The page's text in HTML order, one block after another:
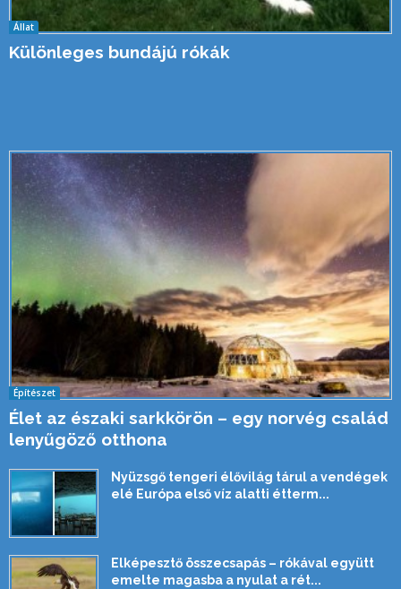
Állat
Különleges bundájú rókák
Építészet
Élet az északi sarkkörön – egy norvég család
lenyűgöző otthona
Nyüzsgő tengeri élővilág tárul a vendégek
elé Európa első víz alatti étterm...
Elképesztő összecsapás – rókával együtt
emelte magasba a nyulat a rét...